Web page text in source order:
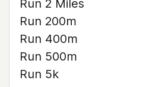
Run 2 Miles
Run 200m
Run 400m
Run 500m
Run 5k